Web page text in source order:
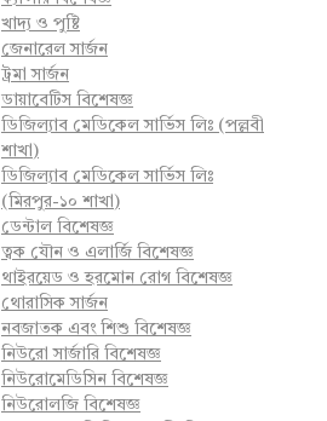
খাদ্য ও পুষ্টি
জেনারেল সার্জন
ট্রমা সার্জন
ডায়াবেটিস বিশেষজ্ঞ
ডিজিল্যাব মেডিকেল সার্ভিস লিঃ (পল্লবী
শাখা)
ডিজিল্যাব মেডিকেল সার্ভিস লিঃ
(মিরপুর-১০ শাখা)
ডেন্টাল বিশেষজ্ঞ
ত্বক যৌন ও এলার্জি বিশেষজ্ঞ
থাইরয়েড ও হরমোন রোগ বিশেষজ্ঞ
থোরাসিক সার্জন
নবজাতক এবং শিশু বিশেষজ্ঞ
নিউরো সার্জারি বিশেষজ্ঞ
নিউরোমেডিসিন বিশেষজ্ঞ
নিউরোলজি বিশেষজ্ঞ